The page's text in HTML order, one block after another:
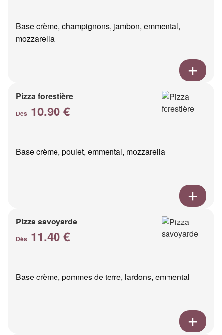
Base crème, champignons, jambon, emmental,
mozzarella
Pizza forestière
Dès 10.90 €
Base crème, poulet, emmental, mozzarella
Pizza savoyarde
Dès 11.40 €
Base crème, pommes de terre, lardons, emmental